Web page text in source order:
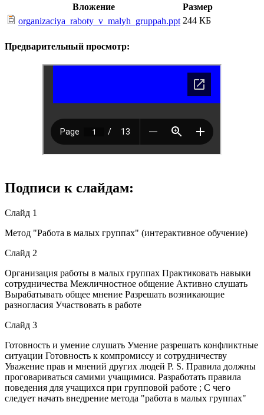
Вложение
Размер
organizaciya_raboty_v_malyh_gruppah.ppt 244 КБ
Предварительный просмотр:
Подписи к слайдам:
Слайд 1
Метод "Работа в малых группах" (интерактивное обучение)
Слайд 2
Организация работы в малых группах Практиковать навыки
сотрудничества Межличностное общение Активно слушать
Вырабатывать общее мнение Разрешать возникающие
разногласия Участвовать в работе
Слайд 3
Готовность и умение слушать Умение разрешать конфликтные
ситуации Готовность к компромиссу и сотрудничеству
Уважение прав и мнений других людей P. S. Правила должны
проговариваться самими учащимися. Разработать правила
поведения для учащихся при групповой работе ; С чего
следует начать внедрение метода "работа в малых группах"